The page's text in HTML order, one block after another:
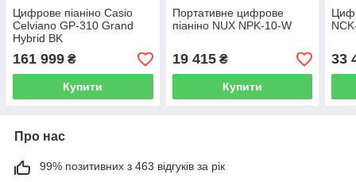
Цифрове піаніно Casio
Celviano GP-310 Grand
Hybrid BK
161 999 ₴
Купити
Портативне цифрове
піаніно NUX NPK-10-W
19 415₴
Купити
33
Про нас
99% позитивних з 463 відгуків за рік